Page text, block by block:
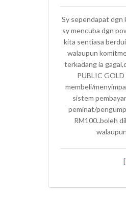
Sy sependapat dgn
sy mencuba dgn
kita sentiasa
walaupun
terkadang ia
PUBLIC
membeli/
sistem
peminat/
RM100..boleh
[